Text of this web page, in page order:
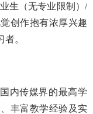
生（无专业限制）/
创作抱有浓厚兴趣
。
内传媒界的最高学
丰富教学经验及实